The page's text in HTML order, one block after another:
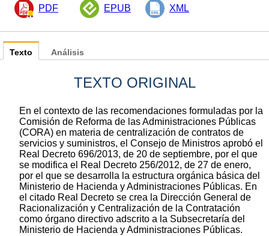
PDF EPUB XML
Texto
TEXTO ORIGINAL
En el contexto de las recomendaciones formuladas por la
Comisión de Reforma de las Administraciones Públicas
(CORA) en materia de centralización de contratos de
servicios y suministros, el Consejo de Ministros aprobó el
Real Decreto 696/2013, de 20 de septiembre, por el que
se modifica el Real Decreto 256/2012, de 27 de enero,
por el que se desarrolla la estructura orgánica básica del
Ministerio de Hacienda y Administraciones Públicas. En
el citado Real Decreto se crea la Dirección General de
Racionalización y Centralización de la Contratación
como órgano directivo adscrito a la Subsecretaría del
Ministerio de Hacienda y Administraciones Públicas.
Análisis